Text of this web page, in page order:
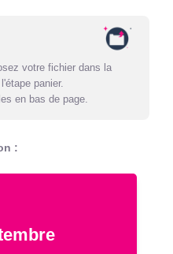
votre fichier dans la
panier.
en bas de page.
: